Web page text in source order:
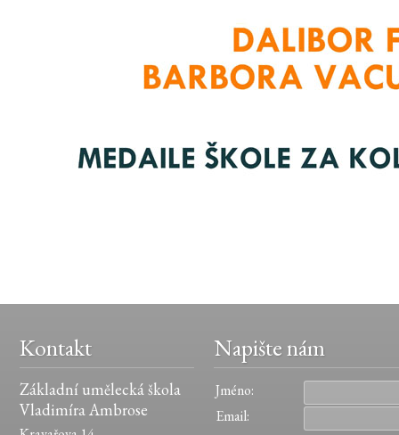
Kontakt Napište nám
Základní umělecká škola
Vladimíra Ambrose
Jméno:
Email: